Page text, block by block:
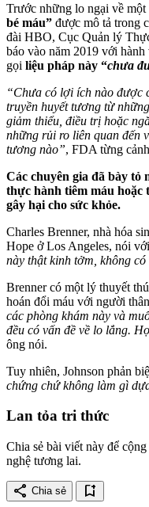
Trước những lo ngại về
bé máu” được mô tả trong
đài HBO, Cục Quản lý
báo vào năm 2019 với
gọi liệu pháp này “chưa
“Chưa có lợi ích nào được
truyền huyết tương từ
giảm thiểu, điều trị hoặc
những rủi ro liên quan đến
tương nào”, FDA từng
Các chuyên gia đã bày tỏ
thực hành tiêm máu hoặc
gây hại cho sức khỏe.
Charles Brenner, nhà hóa
Hope ở Los Angeles, nói
này thật kinh tởm, không
Brenner có một lý thuyết
hoán đổi máu với người
các phòng khám này và
đều có vấn đề về lo lắng.
ông nói.
Tuy nhiên, Johnson phản
chứng chứ không làm gì
Lan tỏa tri thức
Chia sẻ bài viết này để
nghệ tương lai.
share Chia sẻ bookmark_add